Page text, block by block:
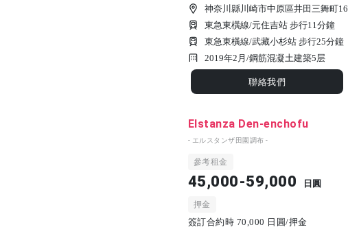
神奈川縣川崎市中原區井田三舞町16
東急東橫線/元住吉站 步行11分鐘
東急東橫線/武藏小杉站 步行25分鐘
2019年2月/鋼筋混凝土建築5层
聯絡我們
Elstanza Den-enchofu
- エルスタンザ田園調布 -
參考租金
45,000-59,000 日圓
押金
簽訂合約時 70,000 日圓/押金